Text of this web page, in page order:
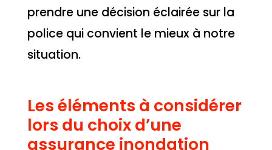
prendre une décision éclairée sur la
police qui convient le mieux à notre
situation.
Les éléments à considérer
lors du choix d’une
assurance inondation